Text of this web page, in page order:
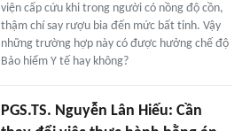
viện cấp cứu khi trong người có nồng độ cồn,
thậm chí say rượu bia đến mức bất tỉnh. Vậy
những trường hợp này có được hưởng chế độ
Bảo hiểm Y tế hay không?
PGS.TS. Nguyễn Lân Hiếu: Cần